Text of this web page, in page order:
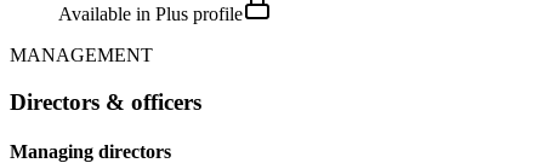
Available in Plus profile
MANAGEMENT
Directors & officers
Managing directors